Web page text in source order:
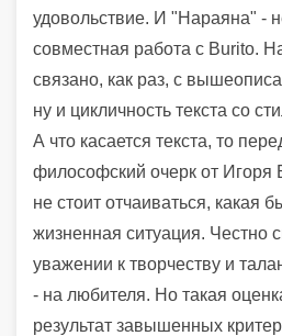
удовольствие. И "Нараяна" -
совместная работа с Burito.
связано, как раз, с
ну и цикличность текста со
А что касается текста, то
философский очерк от
не стоит отчаиваться, какая
жизненная ситуация. Честно
уважении к творчеству и
- на любителя. Но такая
результат завышенных